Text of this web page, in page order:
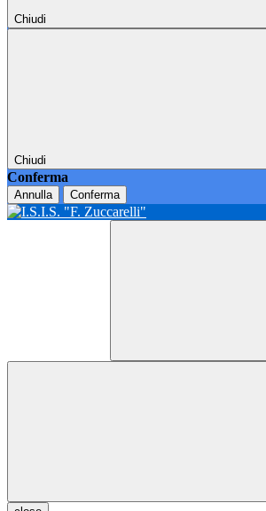
Chiudi
Chiudi
Conferma
Annulla Conferma